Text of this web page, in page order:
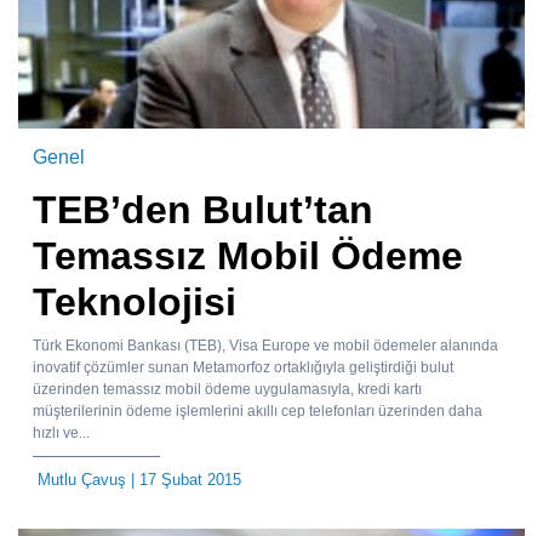
Genel
TEB’den Bulut’tan
Temassız Mobil Ödeme
Teknolojisi
Türk Ekonomi Bankası (TEB), Visa Europe ve mobil ödemeler alanında
inovatif çözümler sunan Metamorfoz ortaklığıyla geliştirdiği bulut
üzerinden temassız mobil ödeme uygulamasıyla, kredi kartı
müşterilerinin ödeme işlemlerini akıllı cep telefonları üzerinden daha
hızlı ve...
Mutlu Çavuş | 17 Şubat 2015